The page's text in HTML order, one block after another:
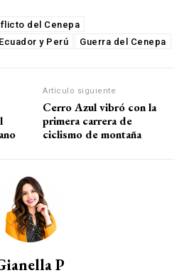
del Cenepa
Ecuador y Perú Guerra del Cenepa
Artículo siguiente
Cerro Azul vibró con la
primera carrera de
ciclismo de montaña
P